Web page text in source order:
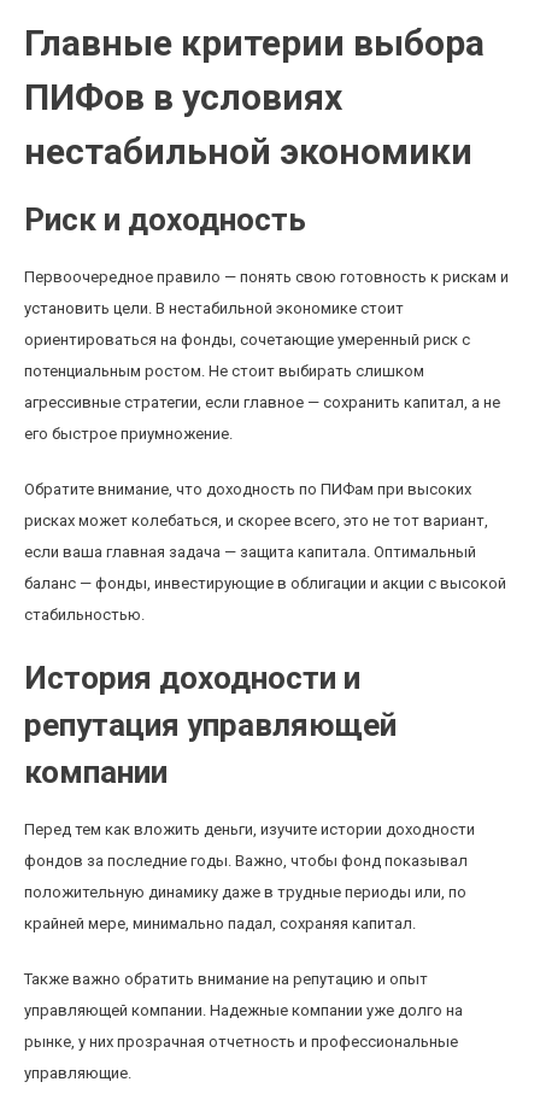
Главные критерии выбора
ПИФов в условиях
нестабильной экономики
Риск и доходность
Первоочередное правило — понять свою готовность к рискам и
установить цели. В нестабильной экономике стоит
ориентироваться на фонды, сочетающие умеренный риск с
потенциальным ростом. Не стоит выбирать слишком
агрессивные стратегии, если главное — сохранить капитал, а не
его быстрое приумножение.
Обратите внимание, что доходность по ПИФам при высоких
рисках может колебаться, и скорее всего, это не тот вариант,
если ваша главная задача — защита капитала. Оптимальный
баланс — фонды, инвестирующие в облигации и акции с высокой
стабильностью.
История доходности и
репутация управляющей
компании
Перед тем как вложить деньги, изучите истории доходности
фондов за последние годы. Важно, чтобы фонд показывал
положительную динамику даже в трудные периоды или, по
крайней мере, минимально падал, сохраняя капитал.
Также важно обратить внимание на репутацию и опыт
управляющей компании. Надежные компании уже долго на
рынке, у них прозрачная отчетность и профессиональные
управляющие.